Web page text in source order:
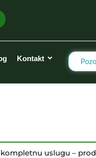
Kontakt
uslugu –